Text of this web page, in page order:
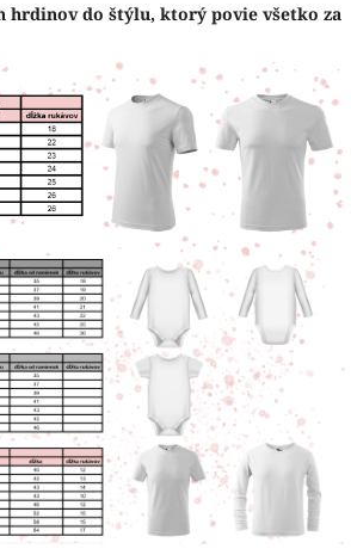
hrdinov do štýlu, ktorý povie všetko za